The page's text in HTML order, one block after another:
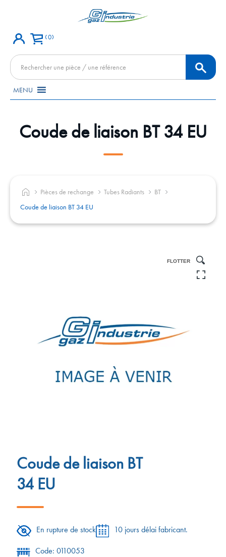
0
Recherche
de
produits
MENU
Coude de liaison BT 34 EU
Pièces de rechange Tubes Radiants
BT
Coude de liaison BT 34 EU
FLOTTER
Coude de liaison BT
34 EU
En rupture de stock
10 jours délai fabricant.
Code: 0110053